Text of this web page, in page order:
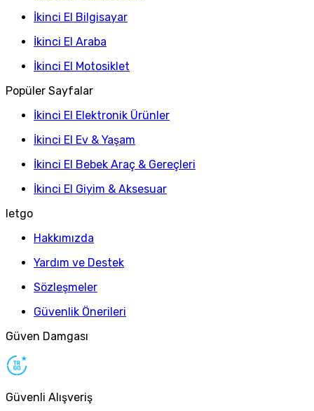
İkinci El Bilgisayar
İkinci El Araba
İkinci El Motosiklet
Popüler Sayfalar
İkinci El Elektronik Ürünler
İkinci El Ev & Yaşam
İkinci El Bebek Araç & Gereçleri
İkinci El Giyim & Aksesuar
letgo
Hakkımızda
Yardım ve Destek
Sözleşmeler
Güvenlik Önerileri
Güven Damgası
Güvenli Alışveriş